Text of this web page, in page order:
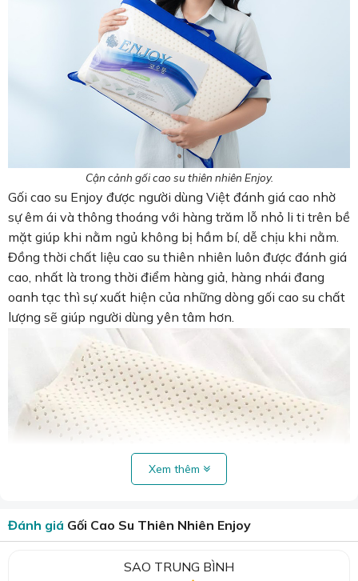
Cận cảnh gối cao su thiên nhiên Enjoy.
Gối cao su Enjoy được người dùng Việt đánh giá cao nhờ
sự êm ái và thông thoáng với hàng trăm lỗ nhỏ li ti trên bề
mặt giúp khi nằm ngủ không bị hầm bí, dễ chịu khi nằm.
Đồng thời chất liệu cao su thiên nhiên luôn được đánh giá
cao, nhất là trong thời điểm hàng giả, hàng nhái đang
oanh tạc thì sự xuất hiện của những dòng gối cao su chất
lượng sẽ giúp người dùng yên tâm hơn.
Xem thêm
Đánh giá Gối Cao Su Thiên Nhiên Enjoy
SAO TRUNG BÌNH